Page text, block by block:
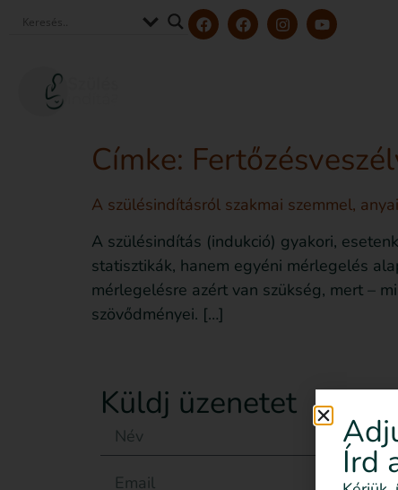
Címke:
A szülésindításról szakmai szemmel,
A szülésindítás (indukció) gyakori,
statisztikák, hanem egyéni mérlegelés
mérlegelésre azért van szükség, mert –
szövődményei. […]
Küldj üzenetet
Írd